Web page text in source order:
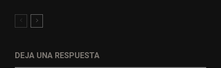
DEJA UNA RESPUESTA